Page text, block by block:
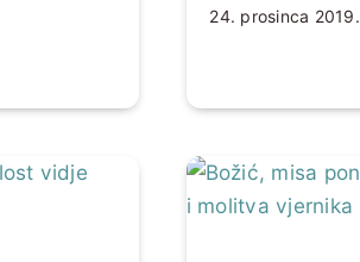
24. prosinca 2019.